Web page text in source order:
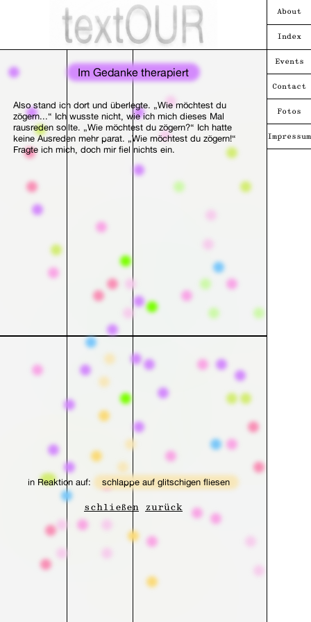
Im Gedanke therapiert
Also stand ich dort und überlegte. „Wie möchtest du
zögern...“ Ich wusste nicht, wie ich mich dieses Mal
rausreden sollte. „Wie möchtest du zögern?“ Ich hatte
keine Ausreden mehr parat. „Wie möchtest du zögern!“
Fragte ich mich, doch mir fiel nichts ein.
in Reaktion auf: schlappe auf glitschigen fliesen
schließen zurück
About
Index
Events
Contact
Fotos
Impressum